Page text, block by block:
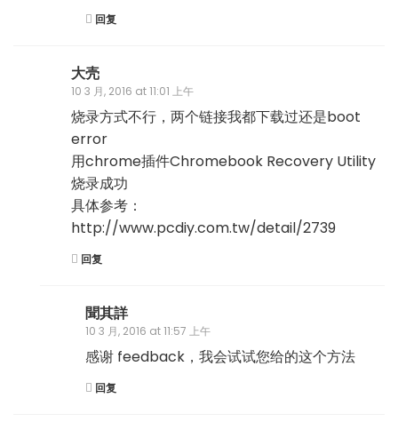
回复
大壳
10 3 月, 2016 at 11:01 上午
烧录方式不行，两个链接我都下载过还是boot
error
用chrome插件Chromebook Recovery Utility
烧录成功
具体参考：
http://www.pcdiy.com.tw/detail/2739
回复
聞其詳
10 3 月, 2016 at 11:57 上午
感谢 feedback，我会试试您给的这个方法
回复